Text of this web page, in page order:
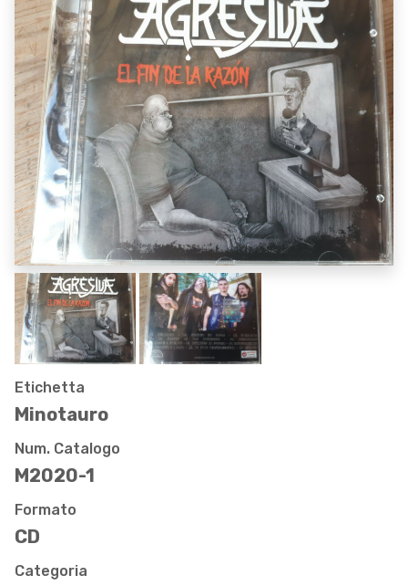
Etichetta
Minotauro
Num. Catalogo
M2020-1
Formato
CD
Categoria